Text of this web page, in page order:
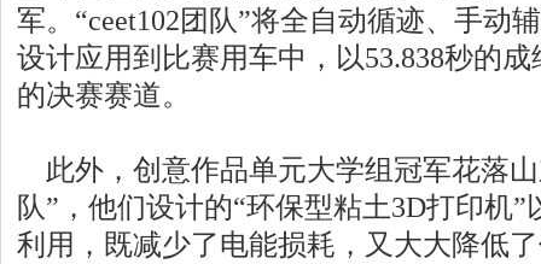
军。“ceet102团队”将全自动循迹、手动
设计应用到比赛用车中，以53.838秒的
的决赛赛道。
此外，创意作品单元大学组冠军花落
队”，他们设计的“环保型粘土3D打印机
利用，既减少了电能损耗，又大大降低